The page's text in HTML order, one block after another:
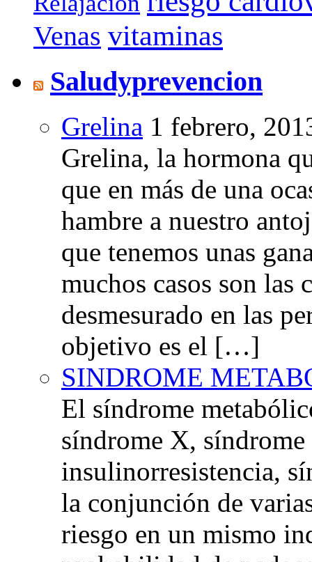
Venas vitaminas
Saludyprevencion
Grelina 1 febrero,
Grelina, la hormona
que en más de una
hambre a nuestro
que tenemos unas
muchos casos son las
desmesurado en las
objetivo es el […]
SINDROME
El síndrome
síndrome X,
insulinorresistencia,
la conjunción de
riesgo en un mismo